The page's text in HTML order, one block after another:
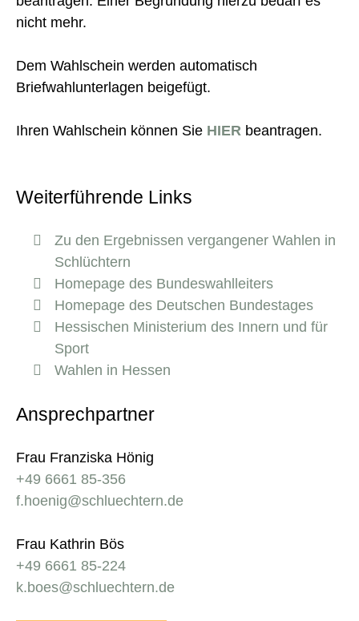
nicht mehr.
Dem Wahlschein werden automatisch
Briefwahlunterlagen beigefügt.
Ihren Wahlschein können Sie HIER beantragen.
Weiterführende Links
Zu den Ergebnissen vergangener Wahlen in
Schlüchtern
Homepage des Bundeswahlleiters
Homepage des Deutschen Bundestages
Hessischen Ministerium des Innern und für
Sport
Wahlen in Hessen
Ansprechpartner
Frau Franziska Hönig
+49 6661 85-356
f.hoenig@schluechtern.de
Frau Kathrin Bös
+49 6661 85-224
k.boes@schluechtern.de